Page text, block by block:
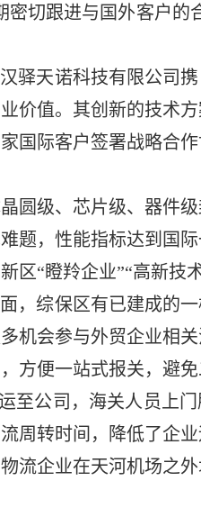
切跟进与国外客户的
驿天诺科技有限公司
价值。其创新的技术
国际客户签署战略合
圆级、芯片级、器件
题，性能指标达到国
“瞪羚企业”“高新技术
，综保区有已建成的
机会参与外贸企业相
方便一站式报关，避免
至公司，海关人员上门
周转时间，降低了企业
流企业在天河机场之